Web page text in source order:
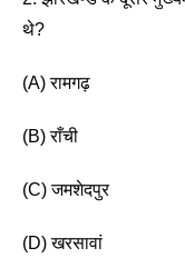
थे?
(A) रामगढ़
(B) राँची
(C) जमशेदपुर
(D) खरसावां